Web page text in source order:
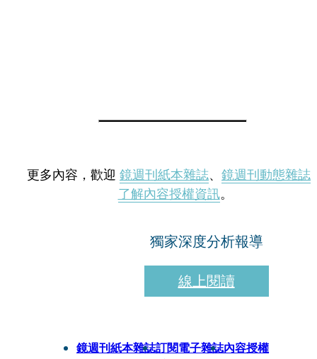
更多內容，歡迎 鏡週刊紙本雜誌、 鏡週刊動態雜誌
了解內容授權資訊。
獨家深度分析報導
線上閱讀
鏡週刊紙本雜誌訂閱電子雜誌內容授權